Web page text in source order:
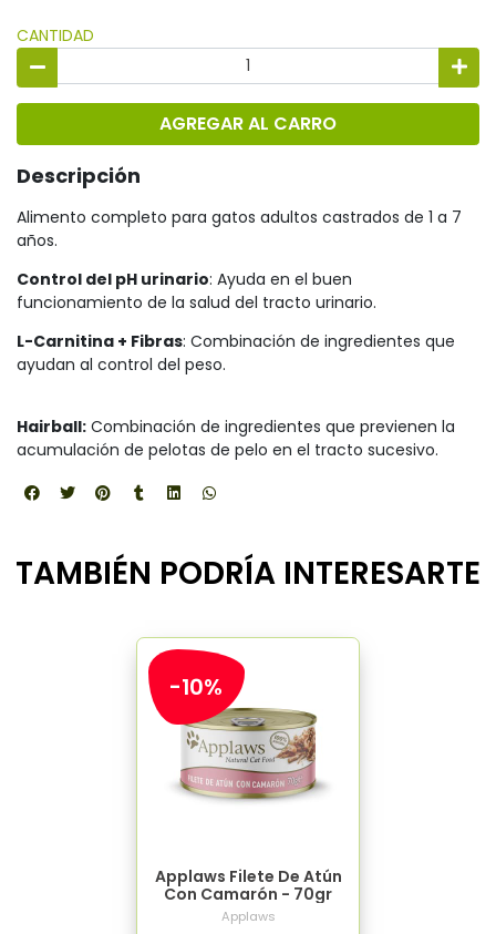
CANTIDAD
AGREGAR AL CARRO
Descripción
Alimento completo para gatos adultos castrados de 1 a 7
años.
Control del pH urinario: Ayuda en el buen
funcionamiento de la salud del tracto urinario.
L-Carnitina + Fibras: Combinación de ingredientes que
ayudan al control del peso.
Hairball: Combinación de ingredientes que previenen la
acumulación de pelotas de pelo en el tracto sucesivo.
TAMBIÉN PODRÍA INTERESARTE
-10%
Applaws Filete De Atún
Con Camarón - 70gr
Applaws